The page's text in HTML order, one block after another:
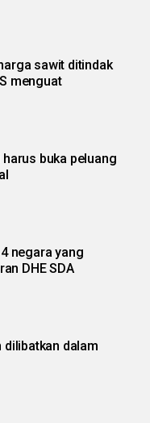
sawit ditindak
menguat
buka peluang
negara yang
DHE SDA
dilibatkan dalam